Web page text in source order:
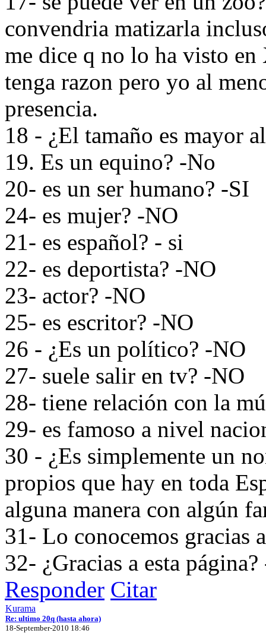
convendria matizarla
me dice q no lo ha visto en
tenga razon pero yo al
presencia.
18 - ¿El tamaño es mayor
19. Es un equino? -No
20- es un ser humano? -SI
24- es mujer? -NO
21- es español? - si
22- es deportista? -NO
23- actor? -NO
25- es escritor? -NO
26 - ¿Es un político? -NO
27- suele salir en tv? -NO
28- tiene relación con la
29- es famoso a nivel
30 - ¿Es simplemente un
propios que hay en toda
alguna manera con algún
31- Lo conocemos gracias
32- ¿Gracias a esta
Responder Citar
Kurama
Re: ultimo 20q (hasta ahora)
18-September-2010 18:46